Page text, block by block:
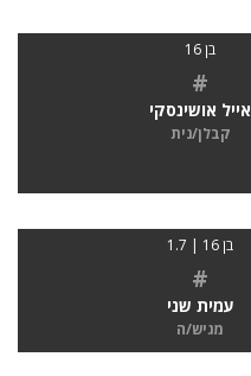
בן 16
#
אייל אושינסקי
קבלן/נית
בן 16 | 1.7
#
עמית שני
מגיש/ה